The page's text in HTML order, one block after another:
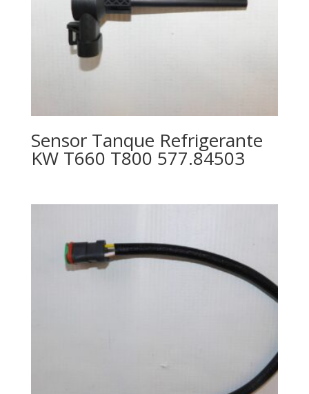
Sensor Tanque Refrigerante
KW T660 T800 577.84503